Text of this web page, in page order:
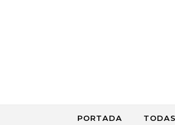
PORTADA